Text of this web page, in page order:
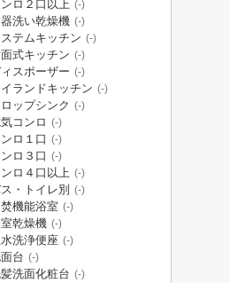
ンロ２口以上 (-)
洗い乾燥機 (-)
テムキッチン (-)
式キッチン (-)
スポーザー (-)
ランドキッチン (-)
ップシンク (-)
コンロ (-)
ロ１口 (-)
ロ３口 (-)
ンロ４口以上 (-)
・トイレ別 (-)
機能浴室 (-)
乾燥機 (-)
洗浄便座 (-)
台 (-)
洗面化粧台 (-)